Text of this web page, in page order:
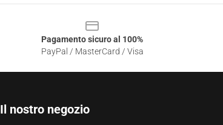
Pagamento sicuro al 100%
PayPal / MasterCard / Visa
Il nostro negozio